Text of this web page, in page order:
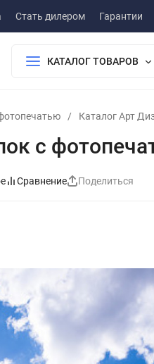
Стать дилером Гарантии
КАТАЛОГ ТОВАРОВ
/ Каталог Арт
с
Сравнение Поделиться